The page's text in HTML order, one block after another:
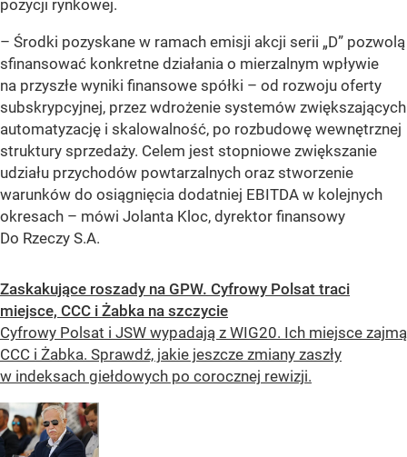
pozycji rynkowej.
– Środki pozyskane w ramach emisji akcji serii „D” pozwolą
sfinansować konkretne działania o mierzalnym wpływie
na przyszłe wyniki finansowe spółki – od rozwoju oferty
subskrypcyjnej, przez wdrożenie systemów zwiększających
automatyzację i skalowalność, po rozbudowę wewnętrznej
struktury sprzedaży. Celem jest stopniowe zwiększanie
udziału przychodów powtarzalnych oraz stworzenie
warunków do osiągnięcia dodatniej EBITDA w kolejnych
okresach – mówi Jolanta Kloc, dyrektor finansowy
Do Rzeczy S.A.
Zaskakujące roszady na GPW. Cyfrowy Polsat traci
miejsce, CCC i Żabka na szczycie
Cyfrowy Polsat i JSW wypadają z WIG20. Ich miejsce zajmą
CCC i Żabka. Sprawdź, jakie jeszcze zmiany zaszły
w indeksach giełdowych po corocznej rewizji.